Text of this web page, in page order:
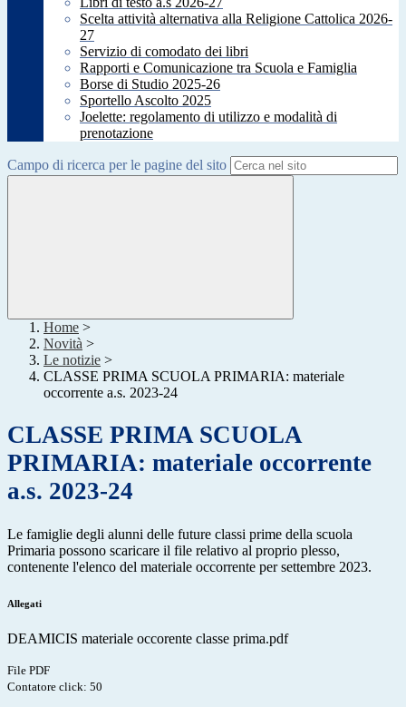
Scelta attività alternativa alla Religione Cattolica 2026-
27
Servizio di comodato dei libri
Rapporti e Comunicazione tra Scuola e Famiglia
Borse di Studio 2025-26
Sportello Ascolto 2025
Joelette: regolamento di utilizzo e modalità di
prenotazione
Campo di ricerca per le pagine del sito
Home >
Novità >
Le notizie >
CLASSE PRIMA SCUOLA PRIMARIA: materiale
occorrente a.s. 2023-24
CLASSE PRIMA SCUOLA
PRIMARIA: materiale occorrente
a.s. 2023-24
Le famiglie degli alunni delle future classi prime della scuola
Primaria possono scaricare il file relativo al proprio plesso,
contenente l'elenco del materiale occorrente per settembre 2023.
Allegati
DEAMICIS materiale occorente classe prima.pdf
File PDF
Contatore click: 50